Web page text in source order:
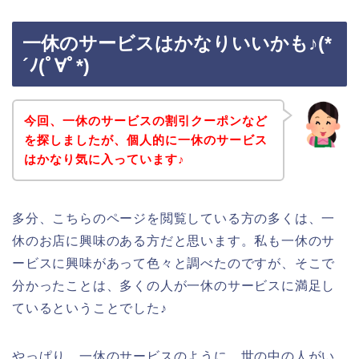
一休のサービスはかなりいいかも♪(*
´ﾉ(ﾟ∀ﾟ*)
今回、一休のサービスの割引クーポンなど
を探しましたが、個人的に一休のサービス
はかなり気に入っています♪
多分、こちらのページを閲覧している方の多くは、一
休のお店に興味のある方だと思います。私も一休のサ
ービスに興味があって色々と調べたのですが、そこで
分かったことは、多くの人が一休のサービスに満足し
ているということでした♪
やっぱり、一休のサービスのように、世の中の人がい